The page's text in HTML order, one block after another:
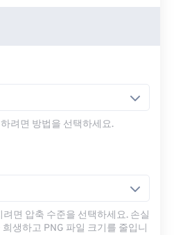
려면 방법을 선택하세요.
면 압축 수준을 선택하세요. 손실
생하고 PNG 파일 크기를 줄입니